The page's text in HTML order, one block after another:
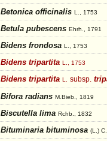
Betonica officinalis L., 1753
Betula pubescens Ehrh., 1791
Bidens frondosa L., 1753
Bidens tripartita L., 1753
Bidens tripartita L. subsp.
Bifora radians M.Bieb., 1819
Biscutella lima Rchb., 1832
Bituminaria bituminosa (L.)